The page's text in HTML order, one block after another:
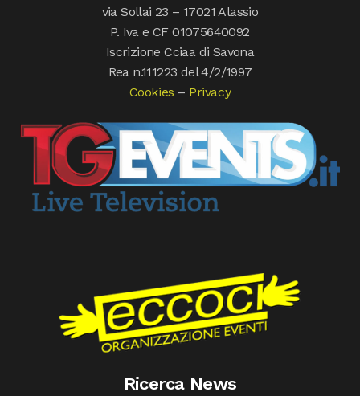
via Sollai 23 – 17021 Alassio
P. Iva e CF 01075640092
Iscrizione Cciaa di Savona
Rea n.111223 del 4/2/1997
Cookies – Privacy
Ricerca News